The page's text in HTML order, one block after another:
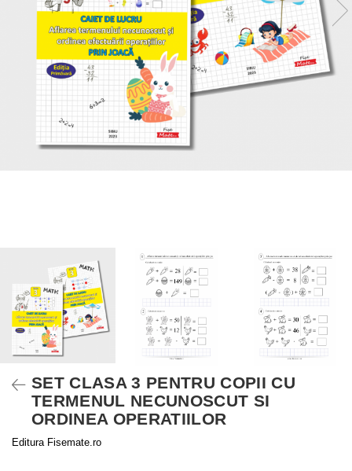
SET CLASA 3 PENTRU COPII CU
TERMENUL NECUNOSCUT SI
ORDINEA OPERATIILOR
Editura Fisemate.ro